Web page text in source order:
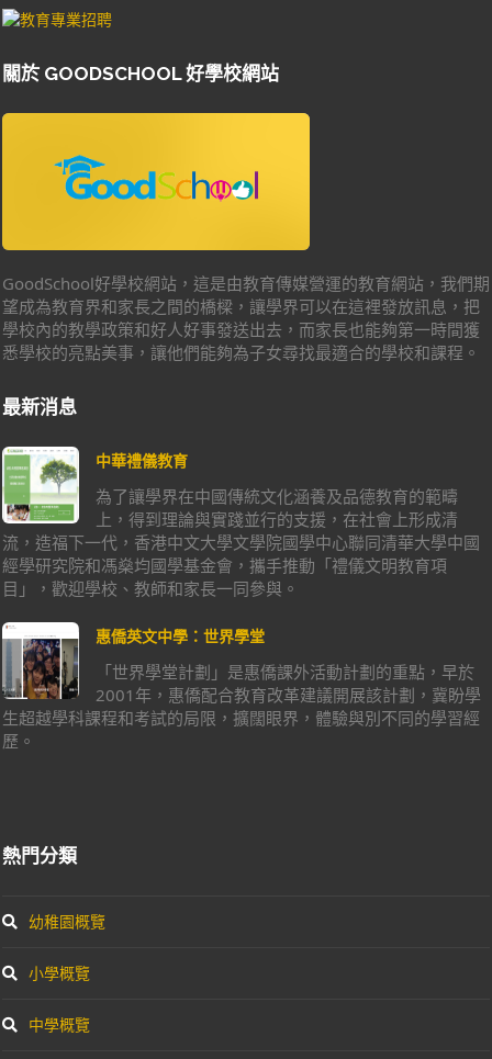
關於 GOODSCHOOL 好學校網站
GoodSchool好學校網站，這是由教育傳媒營運的教育網站，我們期
望成為教育界和家長之間的橋樑，讓學界可以在這裡發放訊息，把
學校內的教學政策和好人好事發送出去，而家長也能夠第一時間獲
悉學校的亮點美事，讓他們能夠為子女尋找最適合的學校和課程。
最新消息
中華禮儀教育
為了讓學界在中國傳統文化涵養及品德教育的範疇
上，得到理論與實踐並行的支援，在社會上形成清
流，造福下一代，香港中文大學文學院國學中心聯同清華大學中國
經學研究院和馮燊均國學基金會，攜手推動「禮儀文明教育項
目」，歡迎學校、教師和家長一同參與。
惠僑英文中學：世界學堂
「世界學堂計劃」是惠僑課外活動計劃的重點，早於
2001年，惠僑配合教育改革建議開展該計劃，冀盼學
生超越學科課程和考試的局限，擴闊眼界，體驗與別不同的學習經
歷。
熱門分類
幼稚園概覽
小學概覽
中學概覽